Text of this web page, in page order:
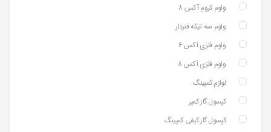
ولوم کروم آکس 8
ولوم سه تیکه فنردار
ولوم فلزی آکس 6
ولوم فلزی آکس 8
لوازم کمپینگ
کپسول گاز کمپر
کپسول گاز کیفی کمپینگ